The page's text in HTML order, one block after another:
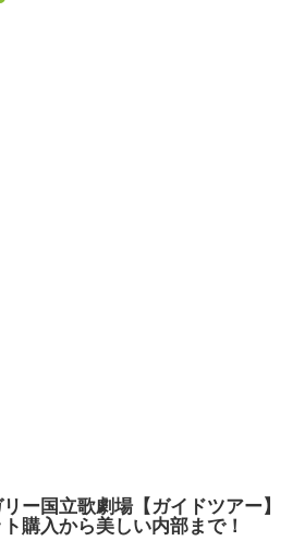
ー国立歌劇場【ガイドツアー】
購入から美しい内部まで！